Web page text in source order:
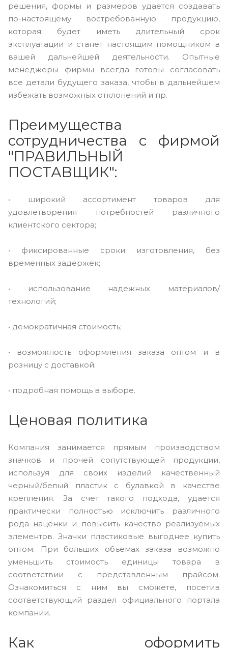
решения, формы и размеров удается создавать
по-настоящему востребованную продукцию,
которая будет иметь длительный срок
эксплуатации и станет настоящим помощником в
вашей дальнейшей деятельности. Опытные
менеджеры фирмы всегда готовы согласовать
все детали будущего заказа, чтобы в дальнейшем
избежать возможных отклонений и пр.
Преимущества
сотрудничества с фирмой
"ПРАВИЛЬНЫЙ
ПОСТАВЩИК":
• широкий ассортимент товаров для
удовлетворения потребностей различного
клиентского сектора;
• фиксированные сроки изготовления, без
временных задержек;
• использование надежных материалов/
технологий;
• демократичная стоимость;
• возможность оформления заказа оптом и в
розницу с доставкой;
• подробная помощь в выборе.
Ценовая политика
Компания занимается прямым производством
значков и прочей сопутствующей продукции,
используя для своих изделий качественный
черный/белый пластик с булавкой в качестве
крепления. За счет такого подхода, удается
практически полностью исключить различного
рода наценки и повысить качество реализуемых
элементов. Значки пластиковые выгоднее купить
оптом. При больших объемах заказа возможно
уменьшить стоимость единицы товара в
соответствии с представленным прайсом.
Ознакомиться с ним вы сможете, посетив
соответствующий раздел официального портала
компании.
Как оформить